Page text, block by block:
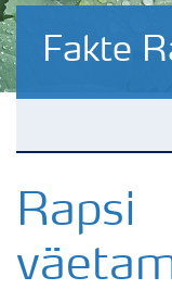
Fakte
Fakte Rapsist
Rapsi saak
Rapsi